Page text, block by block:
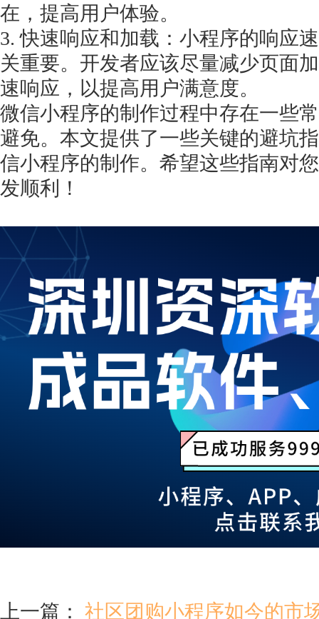
在，提高用户体验。
3. 快速响应和加载：小程序的响应
关重要。开发者应该尽量减少页面
速响应，以提高用户满意度。
微信小程序的制作过程中存在一些
避免。本文提供了一些关键的避坑
信小程序的制作。希望这些指南对
发顺利！
上一篇： 社区团购小程序如今的市